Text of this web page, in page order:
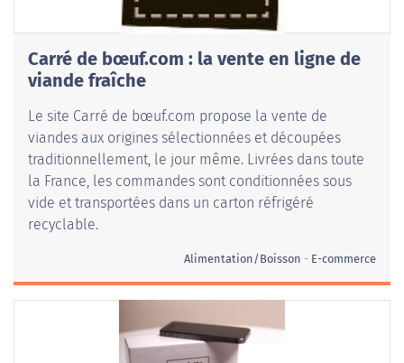
Carré de bœuf.com : la vente en ligne de
viande fraîche
Le site Carré de bœuf.com propose la vente de
viandes aux origines sélectionnées et découpées
traditionnellement, le jour même. Livrées dans toute
la France, les commandes sont conditionnées sous
vide et transportées dans un carton réfrigéré
recyclable.
Alimentation/Boisson E-commerce